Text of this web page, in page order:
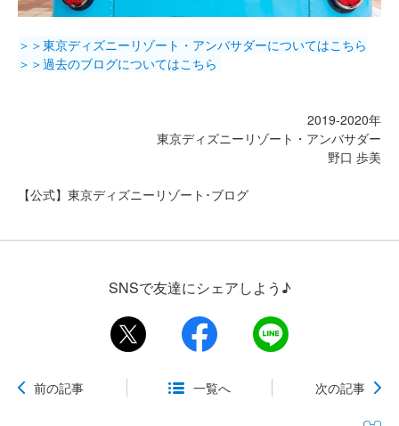
＞＞東京ディズニーリゾート・アンバサダーについてはこちら
＞＞過去のブログについてはこちら
2019-2020年
東京ディズニーリゾート・アンバサダー
野口 歩美
【公式】東京ディズニーリゾート･ブログ
SNSで友達にシェアしよう♪
前の記事 一覧へ 次の記事